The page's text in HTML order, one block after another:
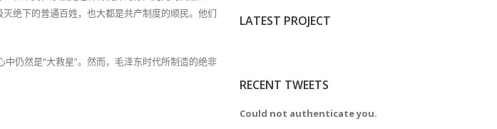
绝下的普通百姓，也大都是共产制度的顺民。他们
仍然是“大救星”。然而，毛泽东时代所制造的绝非
LATEST PROJECT
RECENT TWEETS
Could not authenticate you.